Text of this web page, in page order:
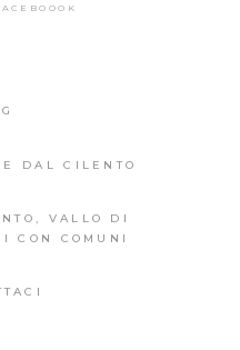
DAL CILENTO
VALLO DI
CON COMUNI